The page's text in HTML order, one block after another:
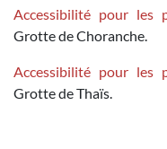
Accessibilité pour les
Grotte de Choranche.
Accessibilité pour les
Grotte de Thaïs.